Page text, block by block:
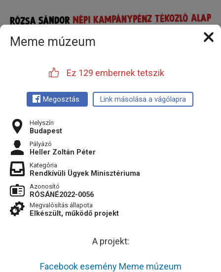
Meme múzeum
Ez 129 embernek tetszik
Megosztás Link másolása a vágólapra
Helyszín
Budapest
Pályázó
Heller Zoltán Péter
Kategória
Rendkívüli Ügyek Minisztériuma
Azonosító
RÓSÁNÉ2022-0056
Megvalósítás állapota
Elkészült, működő projekt
A projekt:
Facebook esemény Meme múzeum